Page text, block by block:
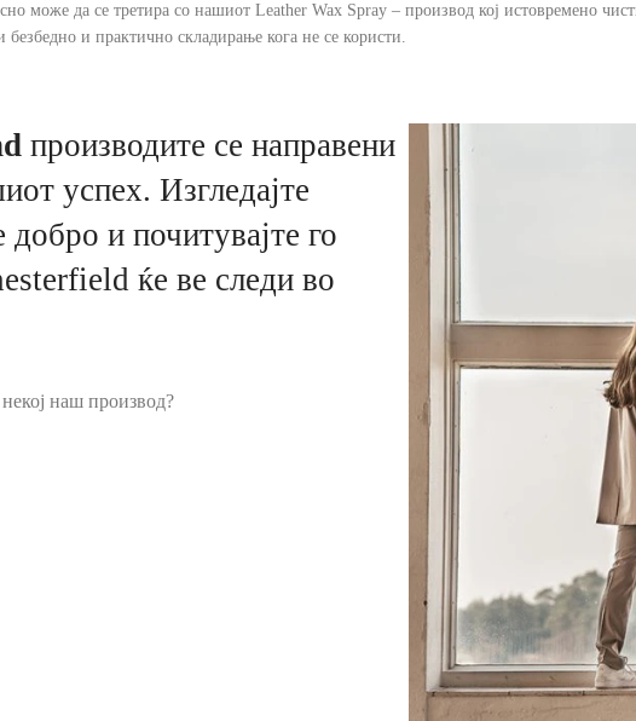
може да се третира со нашиот Leather Wax Spray – производ кој истовремено
и практично складирање кога не се користи.
производите се направени
успех. Изгледајте
добро и почитувајте го
ќе ве следи во
наш производ?